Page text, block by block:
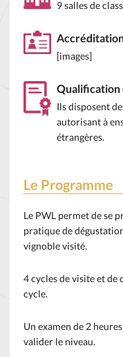
9 salles de
[images]
Qualification
Ils disposent
autorisant à
étrangères.
Le Programme
Le PWL permet de se
pratique de
vignoble visité.
4 cycles de visite et de
cycle.
Un examen de 2
valider le niveau.